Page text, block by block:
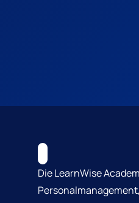
Die LearnWise